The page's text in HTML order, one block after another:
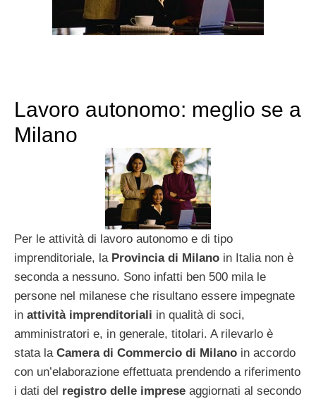
Lavoro autonomo: meglio se a
Milano
Per le attività di lavoro autonomo e di tipo
imprenditoriale, la Provincia di Milano in Italia non è
seconda a nessuno. Sono infatti ben 500 mila le
persone nel milanese che risultano essere impegnate
in attività imprenditoriali in qualità di soci,
amministratori e, in generale, titolari. A rilevarlo è
stata la Camera di Commercio di Milano in accordo
con un’elaborazione effettuata prendendo a riferimento
i dati del registro delle imprese aggiornati al secondo